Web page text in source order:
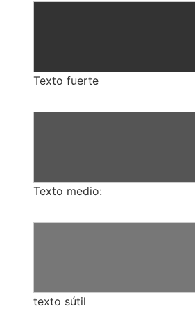
Texto fuerte
Texto medio:
texto sútil